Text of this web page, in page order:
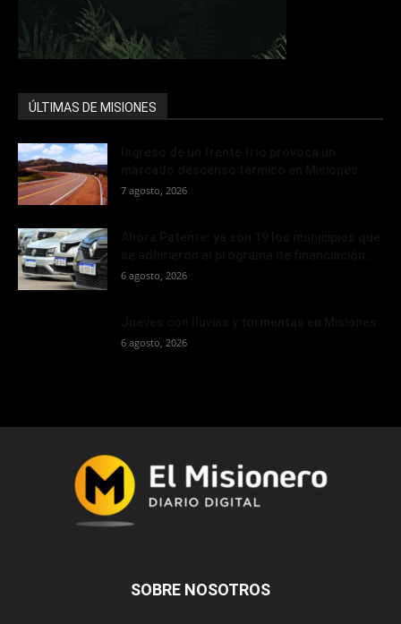
ÚLTIMAS DE MISIONES
7 agosto, 2026
6 agosto, 2026
6 agosto, 2026
SOBRE NOSOTROS